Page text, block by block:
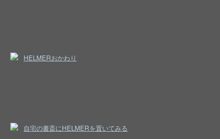
HELMERおかわり
自宅の書斎にHELMERを置いてみる